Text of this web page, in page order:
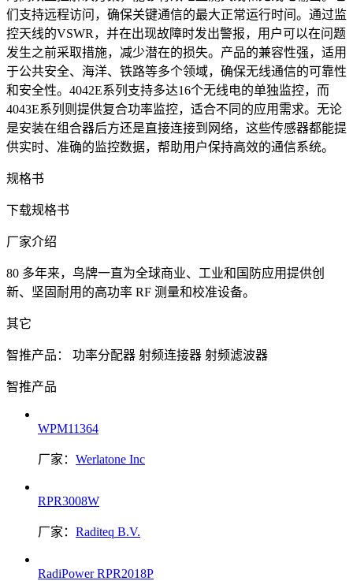
们支持远程访问，确保关键通信的最大正常运行时间。通过监
控天线的VSWR，并在出现故障时发出警报，用户可以在问题
发生之前采取措施，减少潜在的损失。产品的兼容性强，适用
于公共安全、海洋、铁路等多个领域，确保无线通信的可靠性
和安全性。4042E系列支持多达16个无线电的单独监控，而
4043E系列则提供复合功率监控，适合不同的应用需求。无论
是安装在组合器后方还是直接连接到网络，这些传感器都能提
供实时、准确的监控数据，帮助用户保持高效的通信系统。
规格书
下载规格书
厂家介绍
80 多年来，鸟牌一直为全球商业、工业和国防应用提供创
新、坚固耐用的高功率 RF 测量和校准设备。
其它
智推产品： 功率分配器 射频连接器 射频滤波器
智推产品
WPM11364
厂家： Werlatone Inc
RPR3008W
厂家： Raditeq B.V.
RadiPower RPR2018P